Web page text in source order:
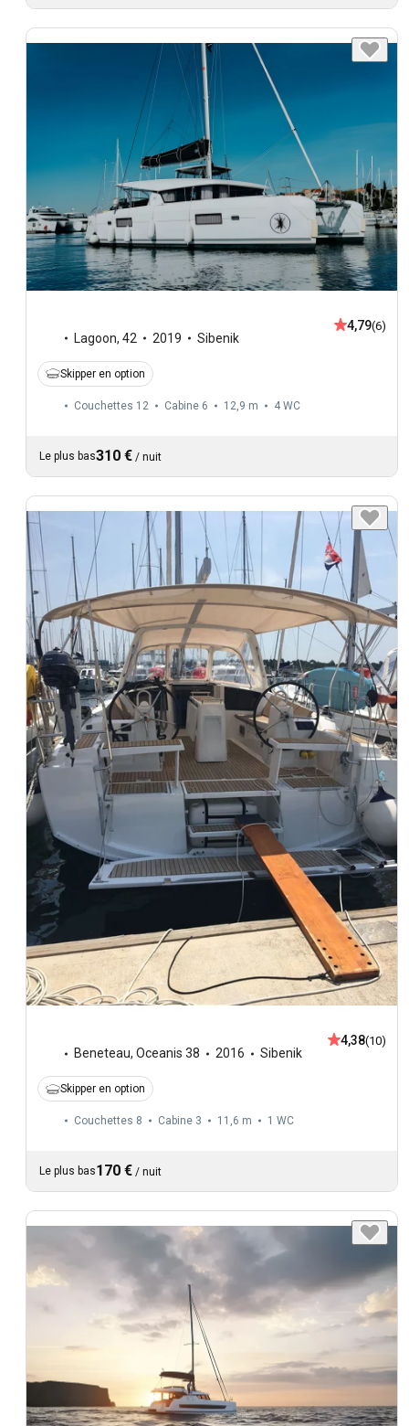
Lagoon, 42 2019 Sibenik
4,79(6)
Skipper en option
Couchettes 12 Cabine 6 12,9 m 4 WC
Le plus bas310 € / nuit
Beneteau, Oceanis 38 2016 Sibenik
4,38(10)
Skipper en option
Couchettes 8 Cabine 3 11,6 m 1 WC
Le plus bas170 € / nuit